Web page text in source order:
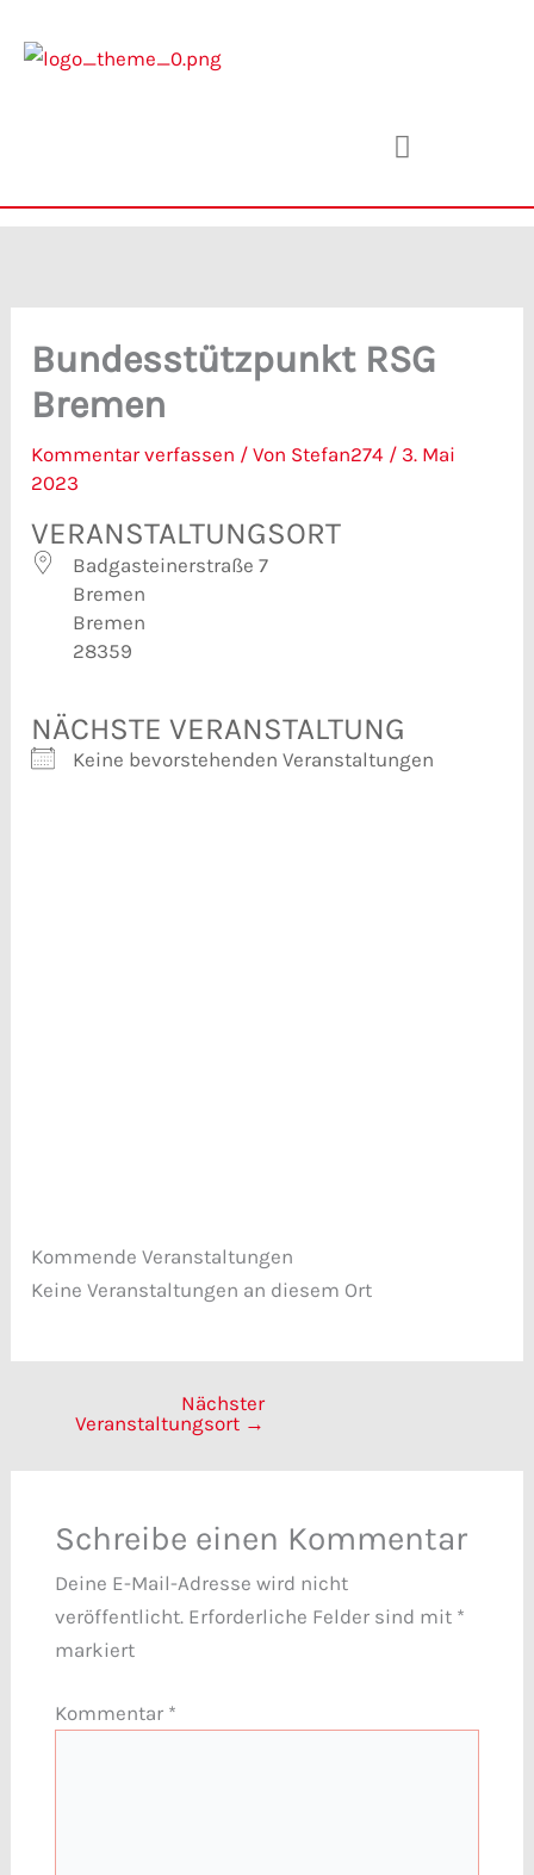
Inhalt
Bundesstützpunkt RSG
Bremen
Kommentar verfassen / Von Stefan274 / 3. Mai
2023
VERANSTALTUNGSORT
Badgasteinerstraße 7
Bremen
Bremen
28359
NÄCHSTE VERANSTALTUNG
Keine bevorstehenden Veranstaltungen
Kommende Veranstaltungen
Keine Veranstaltungen an diesem Ort
Nächster
Veranstaltungsort →
Schreibe einen Kommentar
Deine E-Mail-Adresse wird nicht
veröffentlicht. Erforderliche Felder sind mit *
markiert
Kommentar *